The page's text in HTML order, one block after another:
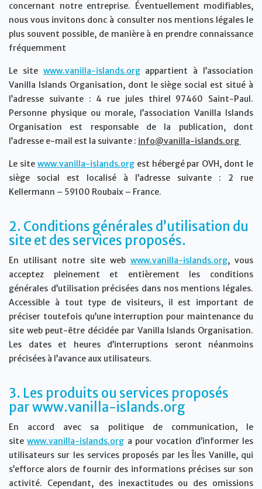
concernant notre entreprise. Éventuellement modifiables,
nous vous invitons donc à consulter nos mentions légales le
plus souvent possible, de manière à en prendre connaissance
fréquemment
Le site www.vanilla-islands.orgappartient à l’association
Vanilla Islands Organisation, dont le siège social est situé à
l’adresse suivante : 4 rue jules thirel 97460 Saint-Paul.
Personne physique ou morale, l’association Vanilla Islands
Organisation est responsable de la publication, dont
l’adresse e-mail est la suivante : info@vanilla-islands.org
Le site www.vanilla-islands.orgest hébergé par OVH, dont le
siège social est localisé à l’adresse suivante : 2 rue
Kellermann – 59100 Roubaix – France.
2. Conditions générales d’utilisation du
site et des services proposés.
En utilisant notre site web www.vanilla-islands.org, vous
acceptez pleinement et entièrement les conditions
générales d’utilisation précisées dans nos mentions légales.
Accessible à tout type de visiteurs, il est important de
préciser toutefois qu’une interruption pour maintenance du
site web peut-être décidée par Vanilla Islands Organisation.
Les dates et heures d’interruptions seront néanmoins
précisées à l’avance aux utilisateurs.
3. Les produits ou services proposés
parwww.vanilla-islands.org
En accord avec sa politique de communication, le
sitewww.vanilla-islands.org a pour vocation d’informer les
utilisateurs sur les services proposés par les Îles Vanille, qui
s’efforce alors de fournir des informations précises sur son
activité. Cependant, des inexactitudes ou des omissions